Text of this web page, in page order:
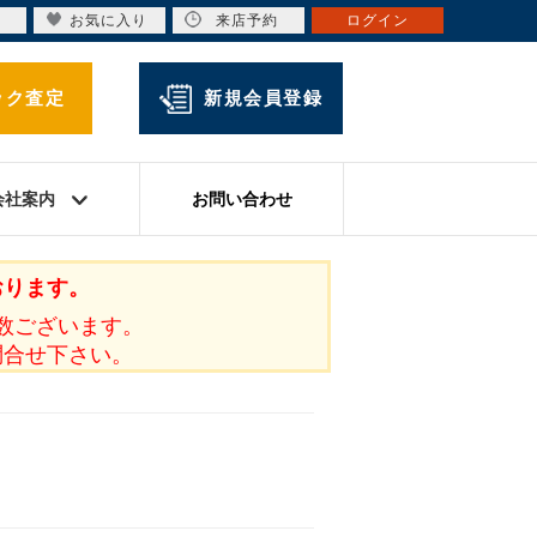
査定 新規会員登録
社案内 お問い合わせ
ます。
ざいます。
せ下さい。
お気に入り 来店予約 ログイン